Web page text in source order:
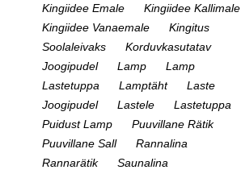
Kingiidee Emale
Kingiidee Kallimale
Kingiidee Vanaemale
Kingitus
Soolaleivaks
Korduvkasutatav
Joogipudel
Lamp
Lamp
Lastetuppa
Lamptäht
Laste
Joogipudel
Lastele
Lastetuppa
Puidust Lamp
Puuvillane Rätik
Puuvillane Sall
Rannalina
Rannarätik
Saunalina